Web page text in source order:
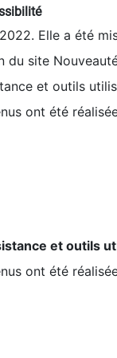
Elle a été
du site
et outils
ont été
et outils
ont été